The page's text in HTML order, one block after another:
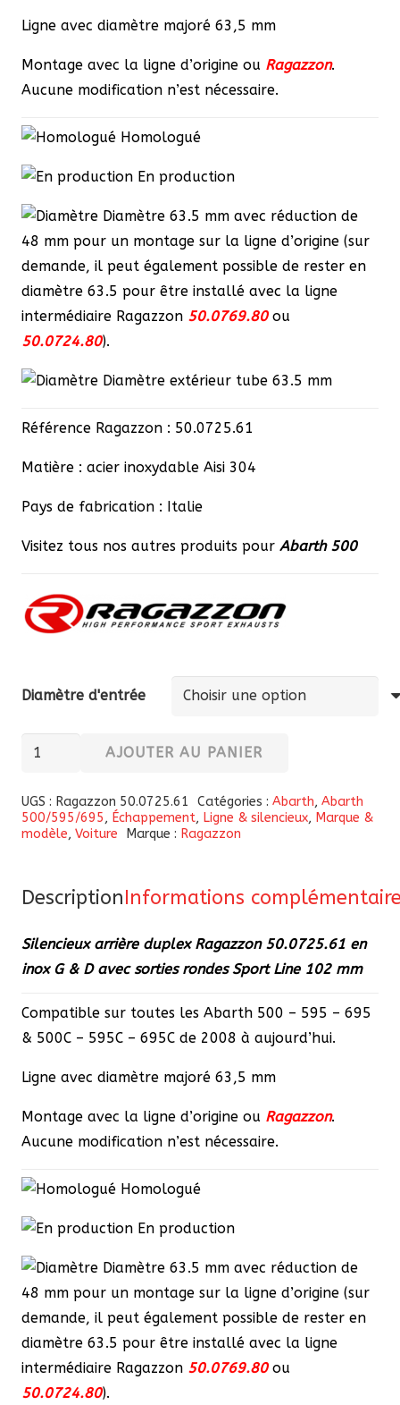
Ligne avec diamètre majoré 63,5 mm
Montage avec la ligne d’origine ou Ragazzon.
Aucune modification n’est nécessaire.
Homologué
En production
Diamètre 63.5 mm avec réduction de
48 mm pour un montage sur la ligne d’origine (sur
demande, il peut également possible de rester en
diamètre 63.5 pour être installé avec la ligne
intermédiaire Ragazzon 50.0769.80ou
50.0724.80).
Diamètre extérieur tube 63.5 mm
Référence Ragazzon : 50.0725.61
Matière : acier inoxydable Aisi 304
Pays de fabrication : Italie
Visitez tous nos autres produits pour Abarth 500
Diamètre d'entrée
quantité
Silencieux
arrière
50.0725.61
inox
G
D
avec
sorties
Sport
Line
mm
AJOUTER AU PANIER
UGS : Ragazzon 50.0725.61 Catégories : Abarth, Abarth
500/595/695, Échappement, Ligne & silencieux, Marque &
modèle, Voiture Marque : Ragazzon
DescriptionInformations
Silencieux arrière duplex Ragazzon 50.0725.61 en
inox G & D avec sorties rondes Sport Line 102 mm
Compatible sur toutes les Abarth 500 – 595 – 695
& 500C – 595C – 695C de 2008 à aujourd’hui.
Ligne avec diamètre majoré 63,5 mm
Montage avec la ligne d’origine ou Ragazzon.
Aucune modification n’est nécessaire.
Homologué
En production
Diamètre 63.5 mm avec réduction de
48 mm pour un montage sur la ligne d’origine (sur
demande, il peut également possible de rester en
diamètre 63.5 pour être installé avec la ligne
intermédiaire Ragazzon 50.0769.80ou
50.0724.80).